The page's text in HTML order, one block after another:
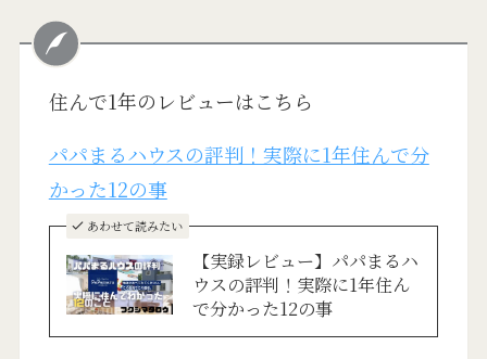
住んで1年のレビューはこちら
パパまるハウスの評判！実際に1年住んで分
かった12の事
あわせて読みたい
【実録レビュー】パパまるハ
ウスの評判！実際に1年住ん
で分かった12の事